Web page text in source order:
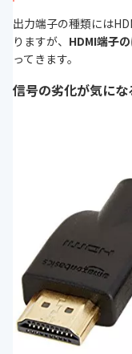
出力端子の種類には
りますが、 HDMI端子
ってきます。
信号の劣化が気に